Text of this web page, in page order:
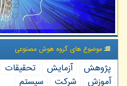
موضوع های گروه هوش مصنوعی
پژوهش آزمایش تحقیقات
آموزش
شركت سیستم